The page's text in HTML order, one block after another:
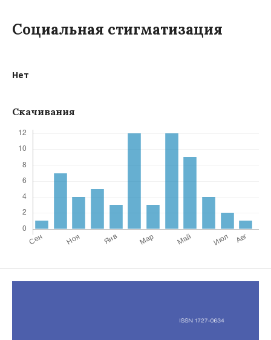
Социальная стигматизация
Нет
Скачивания